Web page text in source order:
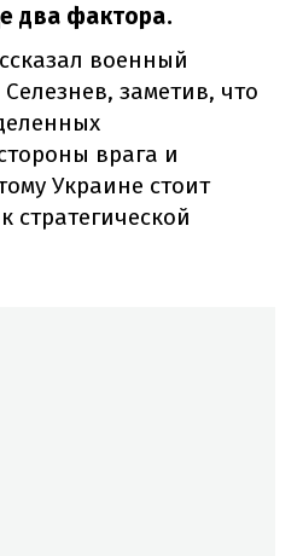
два фактора.
военный
заметив, что
врага и
Украине стоит
стратегической